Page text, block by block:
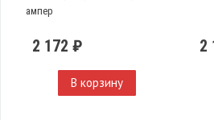
ампер
2 172 ₽
В корзину
2